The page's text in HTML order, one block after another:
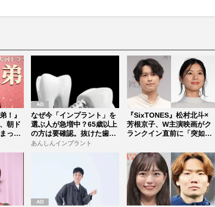
u
！』
朝ド
った
なぜ今「インプラント」を
選ぶ人が急増中？65歳以上
の方は要確認。抜けた歯の
放置は...
あんしんインプラント
『SixTONES』松村北斗×
芳根京子、W主演映画がク
ランクイン直前に「突如中